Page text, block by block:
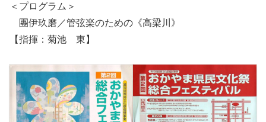
＜プログラム＞
團伊玖磨／管弦楽のための《高梁川》
【指揮：菊池 東】